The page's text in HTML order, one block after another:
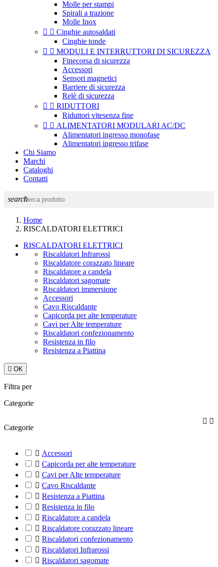
Molle per stampi
Spirali a trazione
Molle Inox
  Cinghie autosaldati
Cinghie tonde
  MODULI E INTERRUTTORI DI SICUREZZA
Finecorsa di sicurezza
Accessori
Sensori magnetici
Barriere di sicurezza
Relè di sicurezza
  RIDUTTORI
Riduttori vitesenza fine
  ALIMENTATORI MODULARI AC/DC
Alimentatori ingresso monofase
Alimentatori ingresso trifase
Chi Siamo
Marchi
Cataloghi
Contatti
search
Home
RISCALDATORI ELETTRICI
RISCALDATORI ELETTRICI
Riscaldatori Infrarossi
Riscaldatore corazzato lineare
Riscaldatore a candela
Riscaldatori sagomate
Riscaldatori immersione
Accessori
Cavo Riscaldante
Capicorda per alte temperature
Cavi per Alte temperature
Riscaldatori confezionamento
Resistenza in filo
Resistenza a Piattina
 OK
Filtra per
Categorie
Categorie
 
 Accessori
 Capicorda per alte temperature
 Cavi per Alte temperature
 Cavo Riscaldante
 Resistenza a Piattina
 Resistenza in filo
 Riscaldatore a candela
 Riscaldatore corazzato lineare
 Riscaldatori confezionamento
 Riscaldatori Infrarossi
 Riscaldatori sagomate